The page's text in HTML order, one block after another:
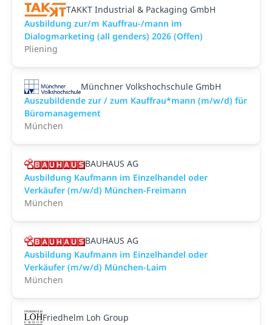
TAKKT Industrial & Packaging GmbH
Ausbildung zur/m Kauffrau-/mann im
Dialogmarketing (all genders) 2026 (Offen)
Pliening
Münchner Volkshochschule GmbH
Auszubildende zur / zum Kauffrau*mann (m/w/d) für
Büromanagement
München
BAUHAUS AG
Ausbildung Kaufmann im Einzelhandel oder
Verkäufer (m/w/d) München-Freimann
München
BAUHAUS AG
Ausbildung Kaufmann im Einzelhandel oder
Verkäufer (m/w/d) München-Laim
München
Friedhelm Loh Group